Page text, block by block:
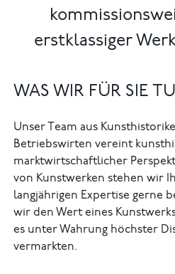
erstklassiger
WAS WIR FÜR SIE
Unser Team aus
Betriebswirten vereint
marktwirtschaftlicher
von Kunstwerken stehen wir
langjährigen Expertise gerne
wir den Wert eines
es unter Wahrung höchster
vermarkten.